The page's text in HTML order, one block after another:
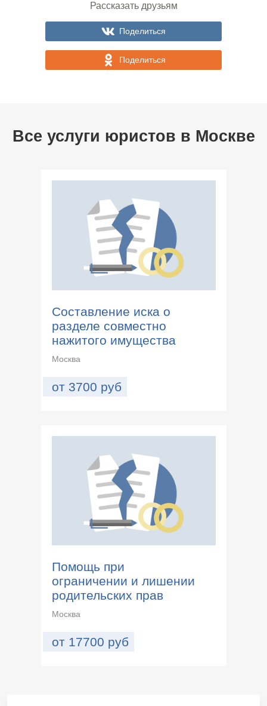
Рассказать друзьям
Поделиться
Поделиться
Все услуги юристов в Москве
Составление иска о
разделе совместно
нажитого имущества
Москва
от 3700 руб
Помощь при
ограничении и лишении
родительских прав
Москва
от 17700 руб